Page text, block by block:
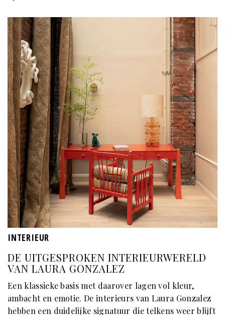
INTERIEUR
DE UITGESPROKEN INTERIEURWERELD
VAN LAURA GONZALEZ
Een klassieke basis met daarover lagen vol kleur,
ambacht en emotie. De interieurs van Laura Gonzalez
hebben een duidelijke signatuur die telkens weer blijft